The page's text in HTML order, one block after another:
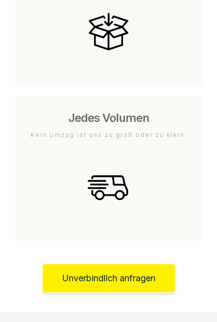
Jedes Volumen
Kein Umzug ist uns zu groß oder zu klein.
Unverbindlich anfragen